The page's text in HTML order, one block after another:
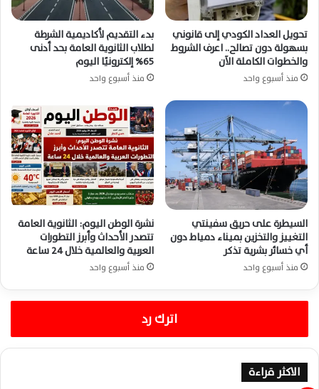
تحويل العداد الكودي إلى قانوني
بسهولة دون تصالح.. اعرف الشروط
والخطوات الكاملة الآن
منذ أسبوع واحد
بدء التقديم لأكاديمية الشرطة
لطلاب الثانوية العامة بحد أدنى
65% إلكترونيًا اليوم
منذ أسبوع واحد
السيطرة على حريق سفينتي
التغييز والتخزين بميناء دمياط دون
أي خسائر بشرية تذكر
منذ أسبوع واحد
نشرة الوطن اليوم: الثانوية العامة
تتصدر الأحداث وأبرز التطورات
العربية والعالمية خلال 24 ساعة
منذ أسبوع واحد
اترك رد
الاكثر قراءة